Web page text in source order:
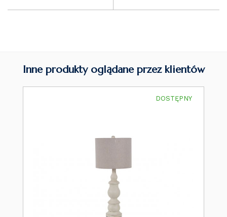
Inne produkty oglądane przez klientów
DOSTĘPNY